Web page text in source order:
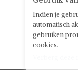
Indien je
automatisch
gebruiken
cookies.